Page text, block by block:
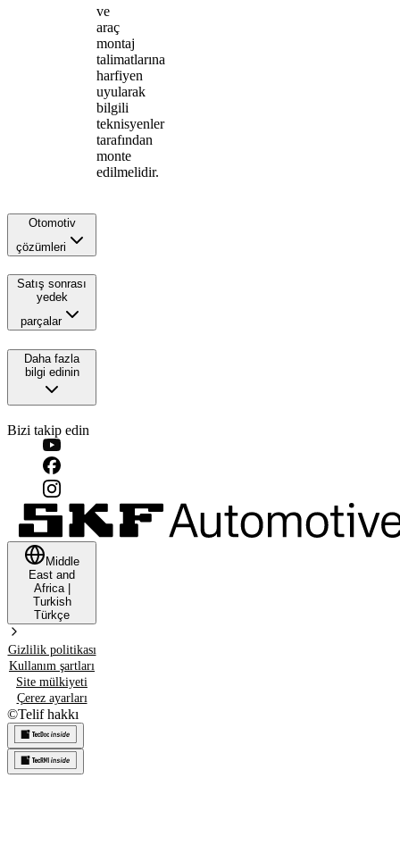
ve
araç
montaj
talimatlarına
harfiyen
uyularak
bilgili
teknisyenler
tarafından
monte
edilmelidir.
Otomotiv
çözümleri
Satış sonrası
yedek
parçalar
Daha fazla
bilgi edinin
Bizi takip edin
Middle
East and
Africa|
Turkish
Türkçe
Gizlilik politikası
Kullanım şartları
Site mülkiyeti
Çerez ayarları
©Telif hakkı